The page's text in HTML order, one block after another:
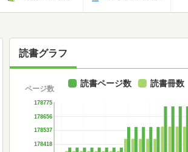
読書グラフ
178418
178537
178656
178775
ページ数
読書ページ数 読書冊数